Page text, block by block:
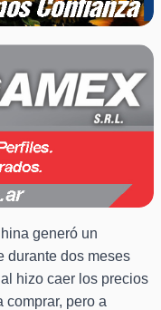
generó un
durante dos meses
hizo caer los precios
comprar, pero a